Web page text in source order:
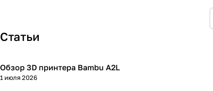
Статьи
3D принтеры
Обзор 3D принтера Bambu A2L
1 июля 2026